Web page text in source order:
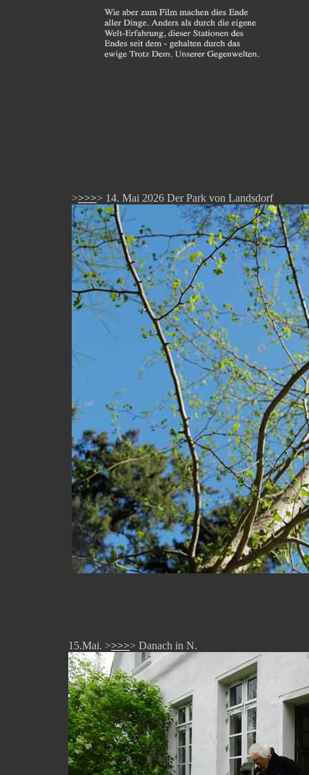
>>>>> 14. Mai 2026 Der Park von Landsdorf
15.Mai. >>>>> Danach in N.